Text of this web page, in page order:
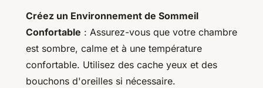
Créez un Environnement de Sommeil
Confortable : Assurez-vous que votre chambre
est sombre, calme et à une température
confortable. Utilisez des cache yeux et des
bouchons d'oreilles si nécessaire.